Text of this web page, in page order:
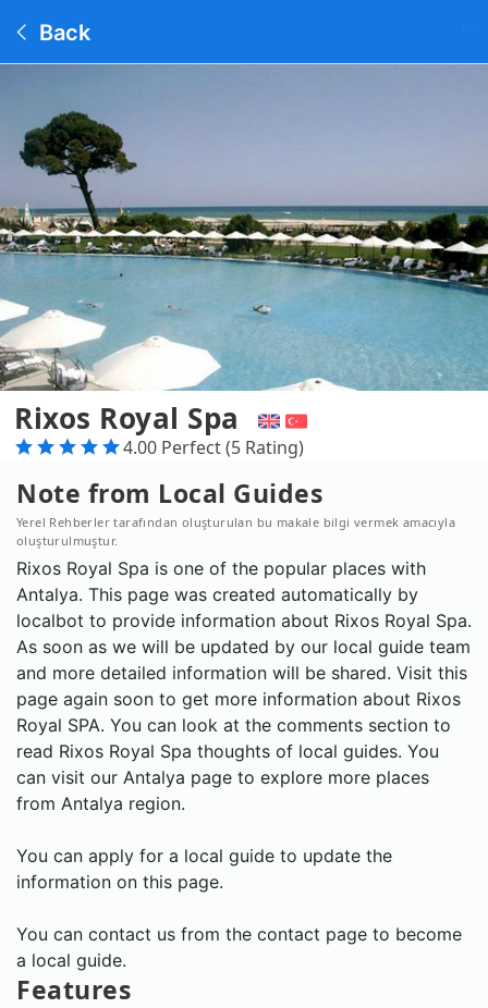
Back
Rixos Royal Spa
4.00 Perfect (5 Rating)
Note from Local Guides
Yerel Rehberler tarafından oluşturulan bu makale bilgi vermek amacıyla
oluşturulmuştur.
Rixos Royal Spa is one of the popular places with
Antalya. This page was created automatically by
localbot to provide information about Rixos Royal Spa.
As soon as we will be updated by our local guide team
and more detailed information will be shared. Visit this
page again soon to get more information about Rixos
Royal SPA. You can look at the comments section to
read Rixos Royal Spa thoughts of local guides. You
can visit our Antalya page to explore more places
from Antalya region.
You can apply for a local guide to update the
information on this page.
You can contact us from the contact page to become
a local guide.
Features